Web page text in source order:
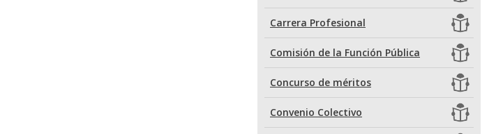
Carrera Profesional
Comisión de la Función Pública
Concurso de méritos
Convenio Colectivo